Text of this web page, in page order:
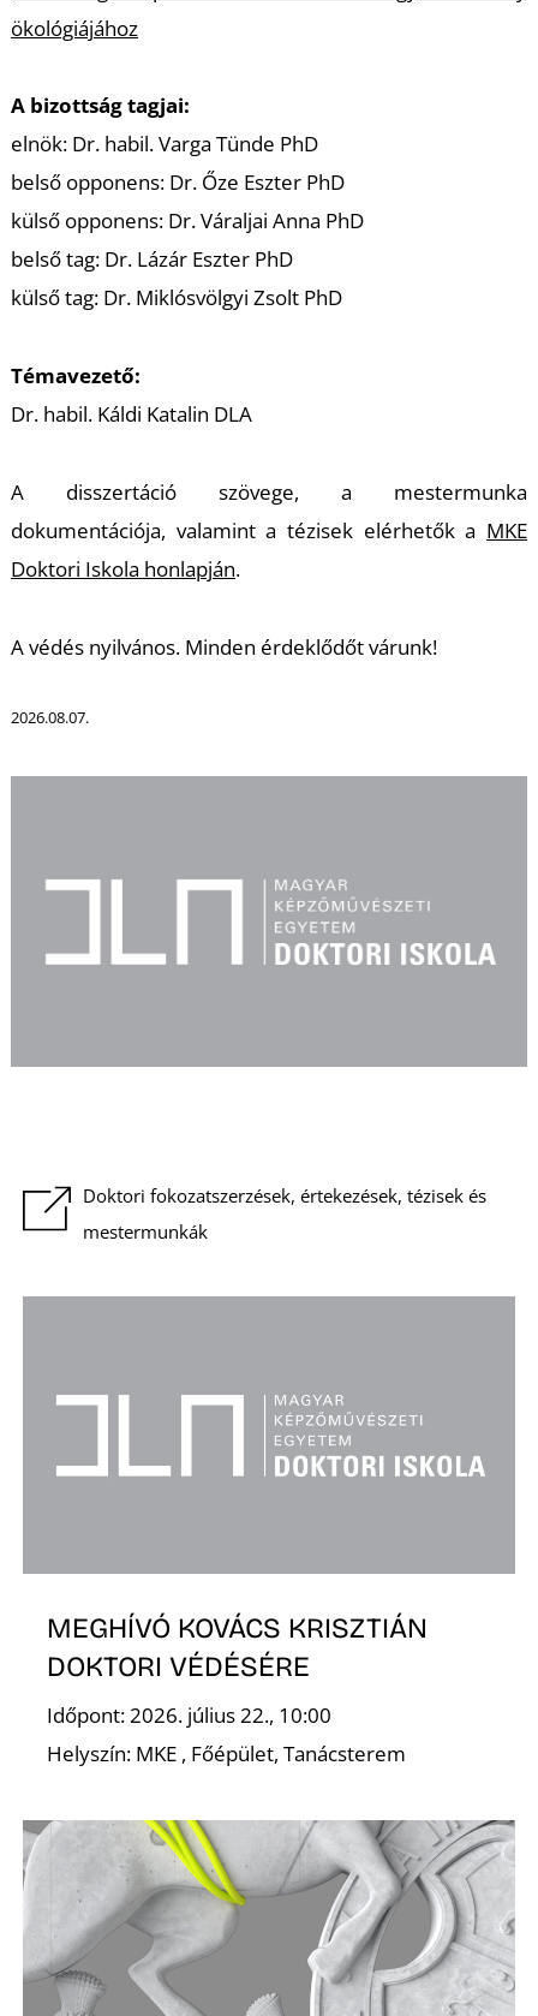
Doktori fokozatszerzések, értekezések, tézisek és
mestermunkák
ökológiájához
A bizottság tagjai:
elnök: Dr. habil. Varga Tünde PhD
belső opponens: Dr. Őze Eszter PhD
külső opponens: Dr. Váraljai Anna PhD
belső tag: Dr. Lázár Eszter PhD
külső tag: Dr. Miklósvölgyi Zsolt PhD
Témavezető:
Dr. habil. Káldi Katalin DLA
A disszertáció szövege, a mestermunka
dokumentációja, valamint a tézisek elérhetők a MKE
Doktori Iskola honlapján.
A védés nyilvános. Minden érdeklődőt várunk!
2026.08.07.
MEGHÍVÓ KOVÁCS KRISZTIÁN
DOKTORI VÉDÉSÉRE
Időpont: 2026. július 22., 10:00
Helyszín: MKE , Főépület, Tanácsterem